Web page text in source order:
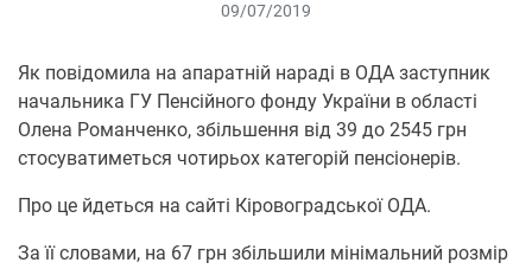
09/07/2019
Як повідомила на апаратній нараді в ОДА заступник
начальника ГУ Пенсійного фонду України в області
Олена Романченко, збільшення від 39 до 2545 грн
стосуватиметься чотирьох категорій пенсіонерів.
Про це йдеться на сайті Кіровоградської ОДА.
За її словами, на 67 грн збільшили мінімальний розмір